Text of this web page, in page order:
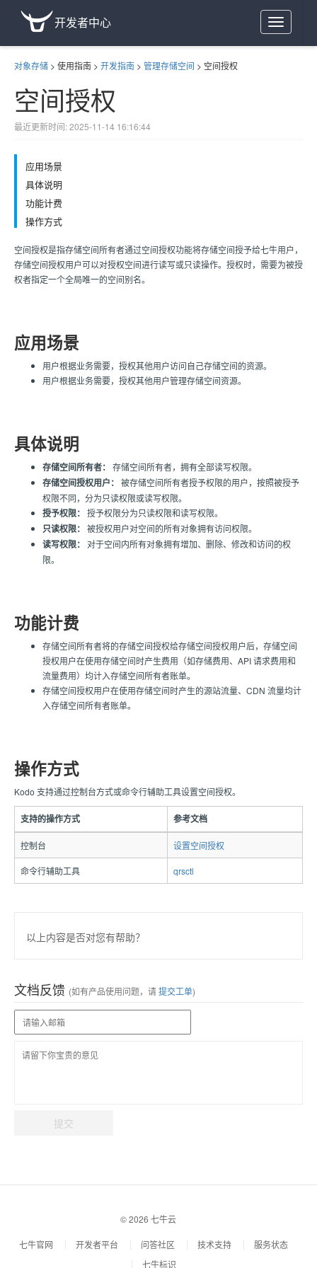
Toggle
navigation
开发者中心
对象存储 > 使用指南 > 开发指南 > 管理存储空间 > 空间授权
空间授权
最近更新时间: 2025-11-14 16:16:44
应用场景
具体说明
功能计费
操作方式
空间授权是指存储空间所有者通过空间授权功能将存储空间授予给七牛用户，
存储空间授权用户可以对授权空间进行读写或只读操作。授权时，需要为被授
权者指定一个全局唯一的空间别名。
应用场景
用户根据业务需要，授权其他用户访问自己存储空间的资源。
用户根据业务需要，授权其他用户管理存储空间资源。
具体说明
存储空间所有者： 存储空间所有者，拥有全部读写权限。
存储空间授权用户： 被存储空间所有者授予权限的用户，按照被授予
权限不同，分为只读权限或读写权限。
授予权限： 授予权限分为只读权限和读写权限。
只读权限： 被授权用户对空间的所有对象拥有访问权限。
读写权限： 对于空间内所有对象拥有增加、删除、修改和访问的权
限。
功能计费
存储空间所有者将的存储空间授权给存储空间授权用户后，存储空间
授权用户在使用存储空间时产生费用（如存储费用、API 请求费用和
流量费用）均计入存储空间所有者账单。
存储空间授权用户在使用存储空间时产生的源站流量、CDN 流量均计
入存储空间所有者账单。
操作方式
Kodo 支持通过控制台方式或命令行辅助工具设置空间授权。
支持的操作方式 参考文档
控制台 设置空间授权
命令行辅助工具 qrsctl
以上内容是否对您有帮助？
文档反馈 (如有产品使用问题，请提交工单)
提交
© 2026 七牛云
七牛官网 开发者平台 问答社区 技术支持
服务状态
七牛标识